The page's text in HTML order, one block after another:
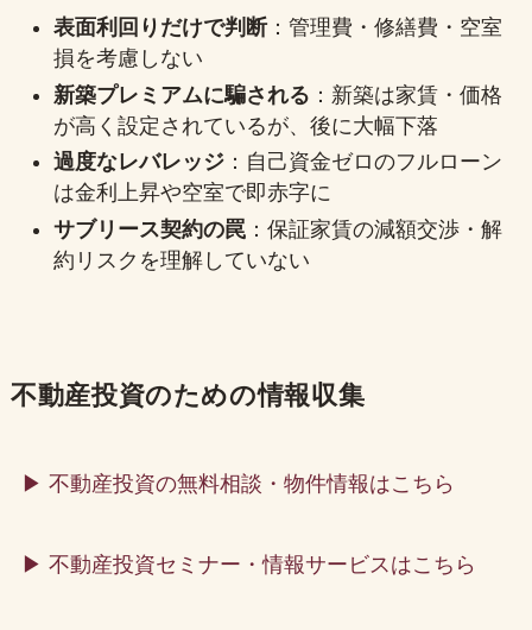
表面利回りだけで判断：管理費・修繕費・空室
損を考慮しない
新築プレミアムに騙される ：新築は家賃・価格
が高く設定されているが、後に大幅下落
過度なレバレッジ：自己資金ゼロのフルローン
は金利上昇や空室で即赤字に
サブリース契約の罠：保証家賃の減額交渉・解
約リスクを理解していない
不動産投資のための情報収集
▶ 不動産投資の無料相談・物件情報はこちら
▶ 不動産投資セミナー・情報サービスはこちら